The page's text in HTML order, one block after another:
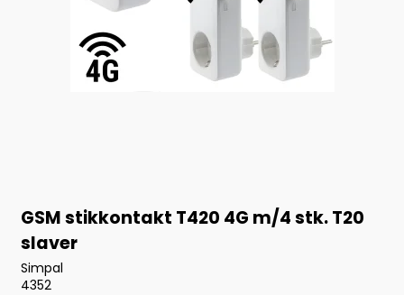
GSM stikkontakt T420 4G m/4 stk. T20
slaver
Simpal
4352